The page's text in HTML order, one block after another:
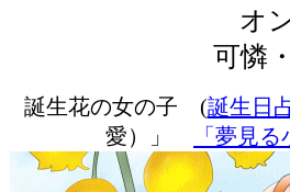
オ
可憐
誕生花の女の子 (誕生日
愛）」
「夢見